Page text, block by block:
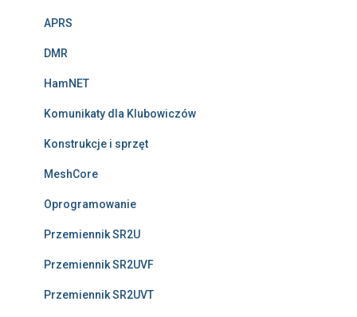
APRS
DMR
HamNET
Komunikaty dla Klubowiczów
Konstrukcje i sprzęt
MeshCore
Oprogramowanie
Przemiennik SR2U
Przemiennik SR2UVF
Przemiennik SR2UVT